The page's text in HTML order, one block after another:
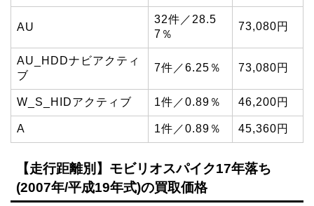
AU
32件／28.5
7％
73,080円
AU_HDDナビアクティ
ブ
7件／6.25％ 73,080円
W_S_HIDアクティブ 1件／0.89％ 46,200円
A 1件／0.89％ 45,360円
【走行距離別】モビリオスパイク17年落ち
(2007年/平成19年式)の買取価格